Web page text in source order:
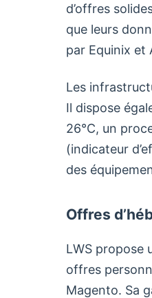
d’offres
que leurs
par Equinix et
Les
Il dispose
26°C, un
(indicateur
des
Offres
LWS propose
offres
Magento. Sa